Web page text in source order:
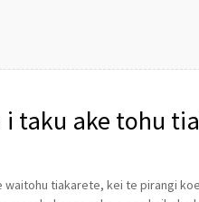
taku ake tohu
waitohu tiakarete, kei te pirangi